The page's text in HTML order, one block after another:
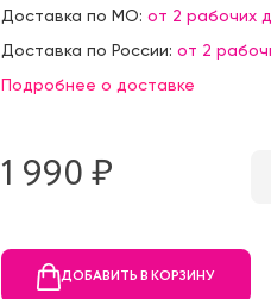
Доставка по МО: от 2 рабочих
Доставка по России: от 2
Подробнее о доставке
1 990 ₷
ДОБАВИТЬ В КОРЗИНУ